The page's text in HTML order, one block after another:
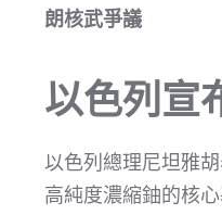
朗核武爭議
以色列宣
以色列總理尼坦雅
高純度濃縮鈾的核